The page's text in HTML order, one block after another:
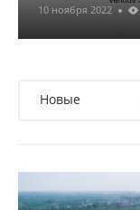
10 ноября 2022
Новые